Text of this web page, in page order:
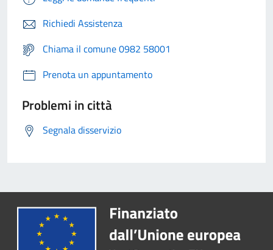
Richiedi Assistenza
Chiama il comune 0982 58001
Prenota un appuntamento
Problemi in città
Segnala disservizio